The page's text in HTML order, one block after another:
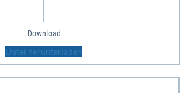
Download
Datei herunterladen